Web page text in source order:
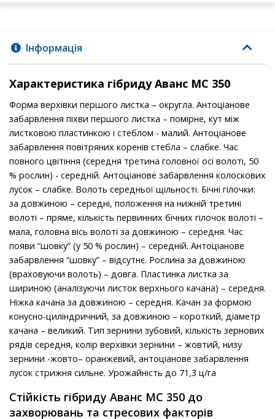
Інформація
Характеристика гібриду Аванс МС 350
Форма верхівки першого листка – округла. Антоціанове
забарвлення піхви першого листка – помірне, кут між
листковою пластинкою і стеблом - малий. Антоціанове
забарвлення повітряних коренів стебла – слабке. Час
повного цвітіння (середня третина головної осі волоті, 50
% рослин) - середній. Антоціанове забарвлення колоскових
лусок – слабке. Волоть середньої щільності. Бічні гілочки:
за довжиною – середні, положення на нижній третині
волоті – пряме, кількість первинних бічних гілочок волоті –
мала, головна вісь волоті за довжиною – середня. Час
появи “шовку” (у 50 % рослин) – середній. Антоціанове
забарвлення “шовку” – відсутнє. Рослина за довжиною
(враховуючи волоть) – довга. Пластинка листка за
шириною (аналізуючи листок верхнього качана) – середня.
Ніжка качана за довжиною – середня. Качан за формою
конусно-циліндричний, за довжиною – короткий, діаметр
качана – великий. Тип зернини зубовий, кількість зернових
рядів середня, колір верхівки зернини – жовтий, низу
зернини -жовто– оранжевий, антоціанове забарвлення
лусок стрижня сильне. Урожайність до 71,3 ц/га
Стійкість гібриду Аванс МС 350 до
захворювань та стресових факторів